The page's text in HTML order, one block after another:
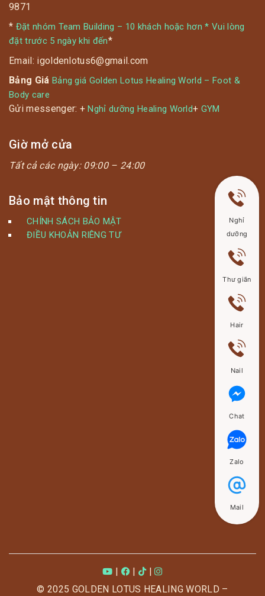
9871
* Đặt nhóm Team Building – 10 khách hoặc hơn * Vui lòng
đặt trước 5 ngày khi đến*
Email: igoldenlotus6@gmail.com
Bảng Giá Bảng giá Golden Lotus Healing World – Foot &
Body care
Gửi messenger: +Nghỉ dưỡng Healing World+ GYM
Giờ mở cửa
Tất cả các ngày: 09:00 – 24:00
Bảo mật thông tin
CHÍNH SÁCH BẢO MẬT
ĐIỀU KHOẢN RIÊNG TƯ
| |
|
© 2025 GOLDEN LOTUS HEALING WORLD –
Nghỉ
dưỡng
Thư giãn
Hair
Nail
Chat
Zalo
Mail